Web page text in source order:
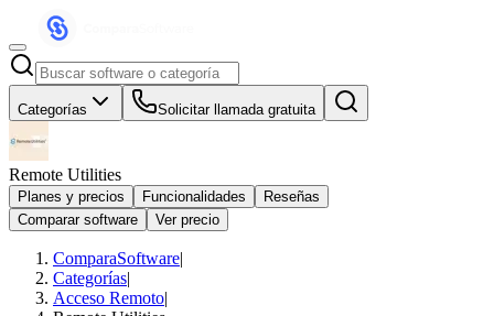
Categorías Solicitar llamada gratuita
Remote Utilities
Planes y precios Funcionalidades
Reseñas
Comparar software
Ver precio
ComparaSoftware|
Categorías|
Acceso Remoto|